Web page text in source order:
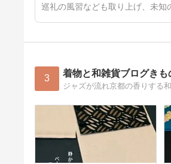
巡礼の風習なども取り上げ、未知
3 着物と和雑貨ブログきも
ジャズが流れ京都の香りする